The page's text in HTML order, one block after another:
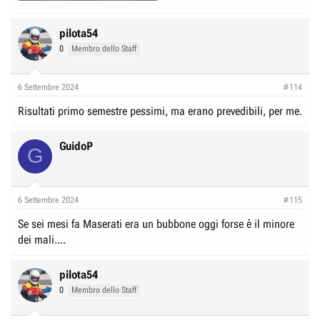
pilota54
0 Membro dello Staff
6 Settembre 2024 #114
Risultati primo semestre pessimi, ma erano prevedibili, per me.
G GuidoP
6 Settembre 2024 #115
Se sei mesi fa Maserati era un bubbone oggi forse è il minore
dei mali....
pilota54
0 Membro dello Staff